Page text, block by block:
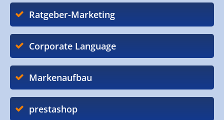
Ratgeber-Marketing
Corporate Language
Markenaufbau
prestashop